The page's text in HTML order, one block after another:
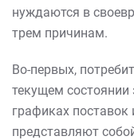
нуждаются в
трем причинам.
Во-первых,
текущем состоянии
графиках
представляют